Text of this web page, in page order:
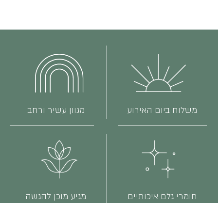
משלוח ביום האירוע מגוון עשיר ורחב
חומרי גלם איכותיים מגיע מוכן להגשה